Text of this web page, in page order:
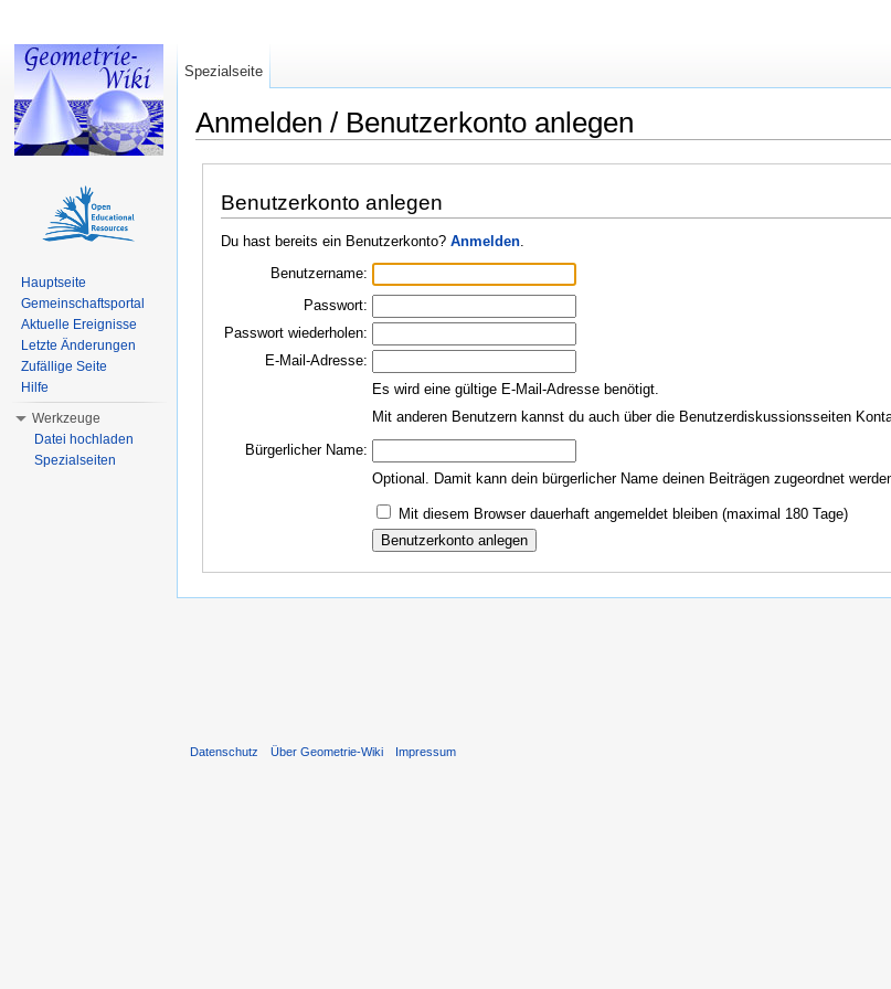
Anmelden / Benutzerkonto anlegen
Benutzerkonto anlegen
Du hast bereits ein Benutzerkonto? Anmelden.
Benutzername:
Passwort:
Passwort wiederholen:
E-Mail-Adresse:
Es wird eine gültige E-Mail-Adresse benötigt.
Mit anderen Benutzern kannst du auch über die Benutzerdiskussionsseiten
Bürgerlicher Name:
Optional. Damit kann dein bürgerlicher Name deinen Beiträgen zugeordnet
Mit diesem Browser dauerhaft angemeldet bleiben (maximal 180 Tage)
Spezialseite
Hauptseite
Gemeinschaftsportal
Aktuelle Ereignisse
Letzte Änderungen
Zufällige Seite
Hilfe
Werkzeuge
Datei hochladen
Spezialseiten
Datenschutz Über Geometrie-Wiki Impressum